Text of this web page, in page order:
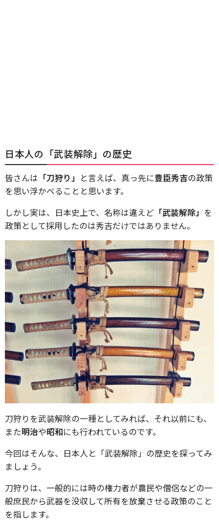
日本人の「武装解除」の歴史
皆さんは 「刀狩り」 と言えば、真っ先に豊臣秀吉の政策
を思い浮かべることと思います。
しかし実は、日本史上で、名称は違えど 「武装解除」 を
政策として採用したのは秀吉だけではありません。
刀狩りを武装解除の一種としてみれば、それ以前にも、
また明治や昭和にも行われているのです。
今回はそんな、日本人と「武装解除」の歴史を探ってみ
ましょう。
刀狩りは、一般的には時の権力者が農民や僧侶などの一
般庶民から武器を没収して所有を放棄させる政策のこと
を指します。